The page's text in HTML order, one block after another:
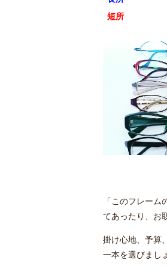
短所
「このフレー
てあったり、お
掛け心地、予算
一本を選びまし